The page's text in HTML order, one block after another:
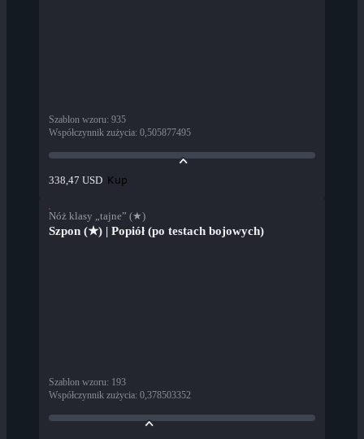
Szablon wzoru: 935
Współczynnik zużycia: 0,505877495
338,47 USD Kup
Nóż klasy „tajne” (★)
Szpon (★) | Popiół (po testach bojowych)
Szablon wzoru: 193
Współczynnik zużycia: 0,378503352